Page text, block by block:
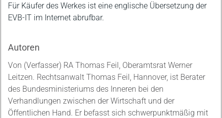
Für Käufer des Werkes ist eine englische Übersetzung der
EVB-IT im Internet abrufbar.
Autoren
Von (Verfasser) RA Thomas Feil, Oberamtsrat Werner
Leitzen. Rechtsanwalt Thomas Feil, Hannover, ist Berater
des Bundesministeriums des Inneren bei den
Verhandlungen zwischen der Wirtschaft und der
Öffentlichen Hand. Er befasst sich schwerpunktmäßig mit